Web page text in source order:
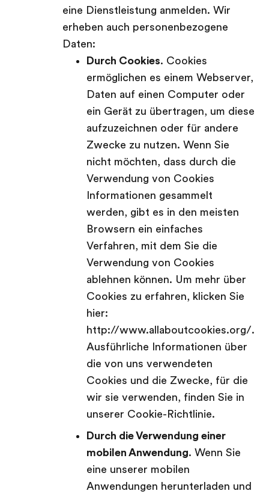
eine Dienstleistung anmelden. Wir
erheben auch personenbezogene
Daten:
Durch Cookies. Cookies
ermöglichen es einem Webserver,
Daten auf einen Computer oder
ein Gerät zu übertragen, um diese
aufzuzeichnen oder für andere
Zwecke zu nutzen. Wenn Sie
nicht möchten, dass durch die
Verwendung von Cookies
Informationen gesammelt
werden, gibt es in den meisten
Browsern ein einfaches
Verfahren, mit dem Sie die
Verwendung von Cookies
ablehnen können. Um mehr über
Cookies zu erfahren, klicken Sie
hier:
http://www.allaboutcookies.org/.
Ausführliche Informationen über
die von uns verwendeten
Cookies und die Zwecke, für die
wir sie verwenden, finden Sie in
unserer Cookie-Richtlinie.
Durch die Verwendung einer
mobilen Anwendung. Wenn Sie
eine unserer mobilen
Anwendungen herunterladen und